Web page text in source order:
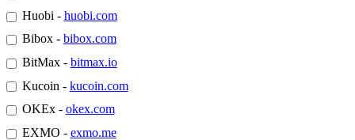
Huobi - huobi.com
Bibox - bibox.com
BitMax - bitmax.io
Kucoin - kucoin.com
OKEx - okex.com
EXMO - exmo.me